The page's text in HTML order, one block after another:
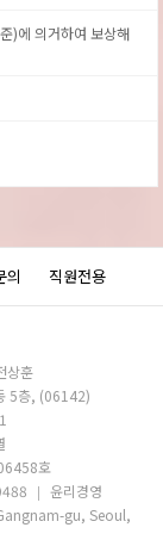
)에 의거하여 보상해
의 직원전용
상훈
5층, (06142)
호
윤리경영
gu, Seoul,